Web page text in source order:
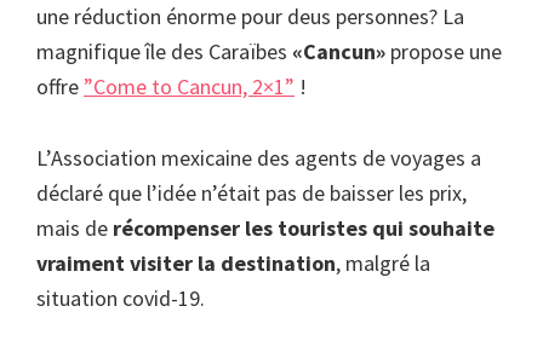
une réduction énorme pour deus personnes? La
magnifique île des Caraïbes «Cancun» propose une
offre ”Come to Cancun, 2×1” !
L’Association mexicaine des agents de voyages a
déclaré que l’idée n’était pas de baisser les prix,
mais de récompenser les touristes qui souhaite
vraiment visiter la destination, malgré la
situation covid-19.